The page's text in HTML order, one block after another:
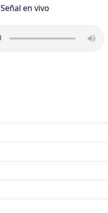
Señal en vivo